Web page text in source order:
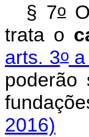
§ 7o
trata o
arts. 3oa
poderão
2016)